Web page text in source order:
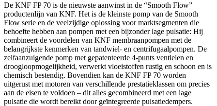
De KNF FP 70 is de nieuwste aanwinst in de “Smooth Flow”
productenlijn van KNF. Het is de kleinste pomp van de Smooth
Flow serie en de veelzijdige oplossing voor marktsegmenten die
behoefte hebben aan pompen met een bijzonder lage pulsatie: Hij
combineert de voordelen van KNF membraanpompen met de
belangrijkste kenmerken van tandwiel- en centrifugaalpompen. De
zelfaanzuigende pomp met gepatenteerde 4-punts ventielen en
droogloopmogelijkheid, verwerkt vloeistoffen rustig en schoon en is
chemisch bestendig. Bovendien kan de KNF FP 70 worden
uitgerust met motoren van verschillende prestatieklassen om precies
aan de eisen te voldoen – dit alles gecombineerd met een lage
pulsatie die wordt bereikt door geïntegreerde pulsatiedempers.